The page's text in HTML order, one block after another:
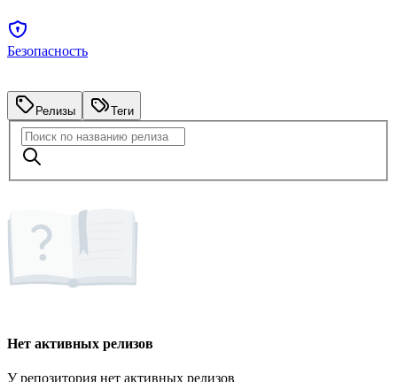
Безопасность
Релизы Теги
Нет активных релизов
У репозитория нет активных релизов